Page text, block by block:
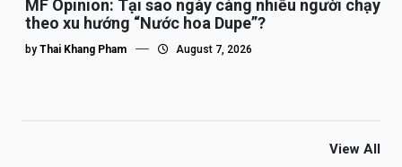
MF Opinion: Tại sao ngày càng nhiều người chạy
theo xu hướng “Nước hoa Dupe”?
by Thai Khang Pham August 7, 2026
View All